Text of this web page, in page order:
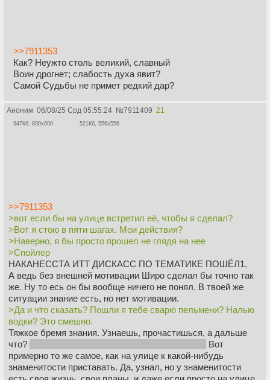
>>7911353
Как? Неужто столь великий, славный
Воин дрогнет; слабость духа явит?
Самой Судьбы не примет редкий дар?
Аноним 06/08/25 Срд 05:55:24 №7911409 21
947Кб, 800x600 521Кб, 556x556
>>7911353
>вот если бы на улице встретил её, чтобы я сделал?
>Вот я стою в пяти шагах. Мои действия?
>Наверно, я бы просто прошел не глядя на нее
>Спойлер
НАКАНЕССТА ИТТ ДИСКАСС ПО ТЕМАТИКЕ ПОШЁЛ1.
А ведь без внешней мотивации Широ сделал бы точно так
же. Ну то есь он бы вообще ничего не понял. В твоей же
ситуации знание есть, но нет мотивации.
>Да и что сказать? Пошли я тебе сварю пельмени? Налью
водки? Это смешно.
Тяжкое бремя знания. Узнаешь, прочастишься, а дальше
что?
Вот
примерно то же самое, как на улице к какой-нибудь
знаменитости приставать. Да, узнал, но у знаменитости